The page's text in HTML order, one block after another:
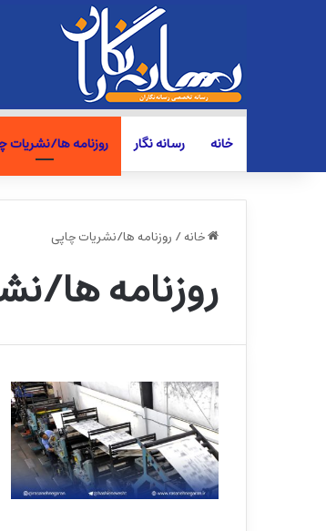
خانه رسانه نگار روزنامه ها/نشریات
خانه/ روزنامه ها/نشریات چاپی
روزنامه ها/